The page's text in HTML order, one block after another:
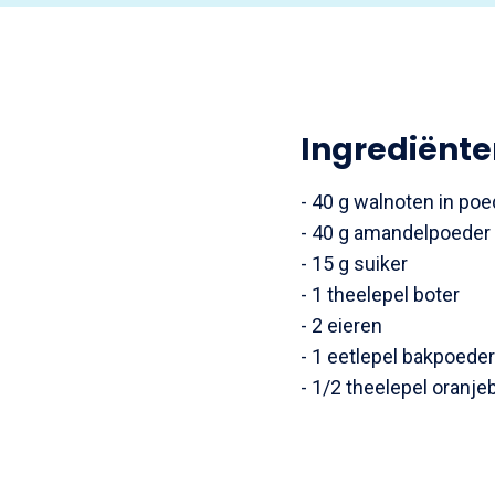
- 40 g walnoten in
- 40 g amandelpoeder
- 15 g suiker
- 1 theelepel boter
- 2 eieren
- 1 eetlepel bakpoeder
- 1/2 theelepel